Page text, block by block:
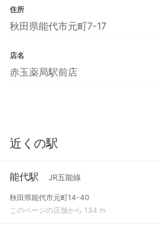
住所
秋田県能代市元町7-17
店名
赤玉薬局駅前店
近くの駅
能代駅 JR五能線
秋田県能代市元町14-40
このページの店舗から 134 m